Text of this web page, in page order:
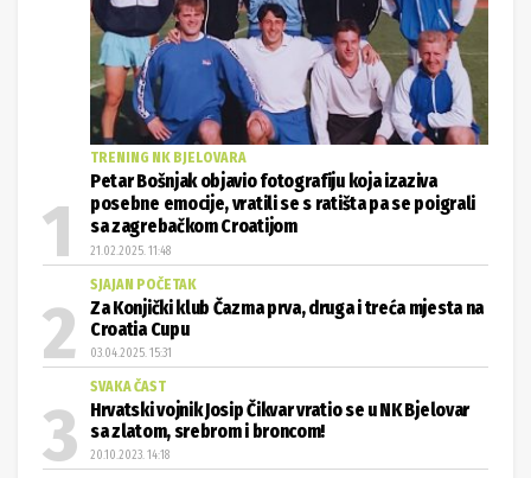
TRENING NK BJELOVARA
Petar Bošnjak objavio fotografiju koja izaziva
posebne emocije, vratili se s ratišta pa se poigrali
sa zagrebačkom Croatijom
21.02.2025. 11:48
SJAJAN POČETAK
Za Konjički klub Čazma prva, druga i treća mjesta na
Croatia Cupu
03.04.2025. 15:31
SVAKA ČAST
Hrvatski vojnik Josip Čikvar vratio se u NK Bjelovar
sa zlatom, srebrom i broncom!
20.10.2023. 14:18